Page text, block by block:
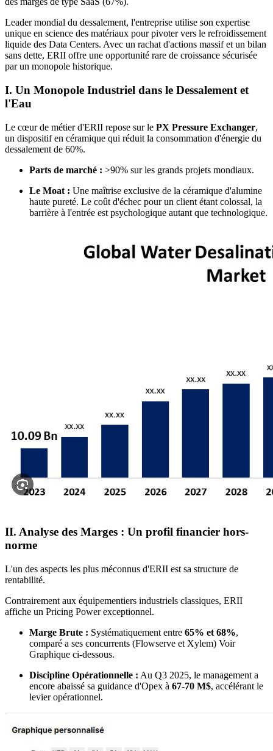
Leader mondial du dessalement, l'entreprise utilise son expertise
unique en science des matériaux pour pivoter vers le refroidissement
liquide des Data Centers. Avec un rachat d'actions massif et un bilan
sans dette, ERII offre une opportunité rare de croissance sécurisée
par un monopole historique.
I. Un Monopole Industriel dans le Dessalement et
l'Eau
Le cœur de métier d'ERII repose sur le PX Pressure Exchanger,
un dispositif en céramique qui réduit la consommation d'énergie du
dessalement de 60%.
Parts de marché : >90% sur les grands projets mondiaux.
Le Moat : Une maîtrise exclusive de la céramique d'alumine
haute pureté. Le coût d'échec pour un client étant colossal, la
barrière à l'entrée est psychologique autant que technologique.
II. Analyse des Marges : Un profil financier hors-
norme
L'un des aspects les plus méconnus d'ERII est sa structure de
rentabilité.
Contrairement aux équipementiers industriels classiques, ERII
affiche un Pricing Power exceptionnel.
Marge Brute : Systématiquement entre 65% et 68%,
comparé a ses concurrents (Flowserve et Xylem) Voir
Graphique ci-dessous.
Discipline Opérationnelle : Au Q3 2025, le management a
encore abaissé sa guidance d'Opex à 67-70 M$, accélérant le
levier opérationnel.